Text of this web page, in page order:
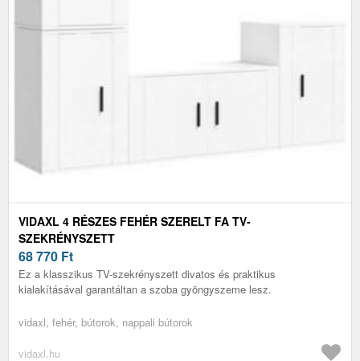
VIDAXL 4 RÉSZES FEHÉR SZERELT FA TV-
SZEKRÉNYSZETT
68 770 Ft
Ez a klasszikus TV-szekrényszett divatos és praktikus
kialakításával garantáltan a szoba gyöngyszeme lesz.
vidaxl, fehér, bútorok, nappali bútorok
vidaxl.hu